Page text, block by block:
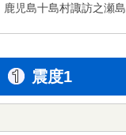
鹿児島十島村諏訪之瀬島
震度1